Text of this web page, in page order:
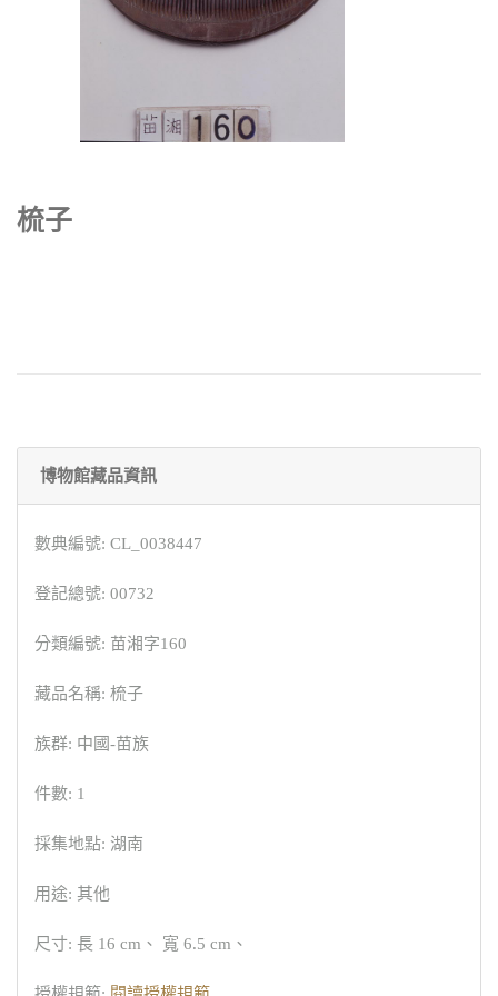
梳子
博物館藏品資訊
數典編號: CL_0038447
登記總號: 00732
分類編號: 苗湘字160
藏品名稱: 梳子
族群: 中國-苗族
件數: 1
採集地點: 湖南
用途: 其他
尺寸: 長 16 cm、 寬 6.5 cm、